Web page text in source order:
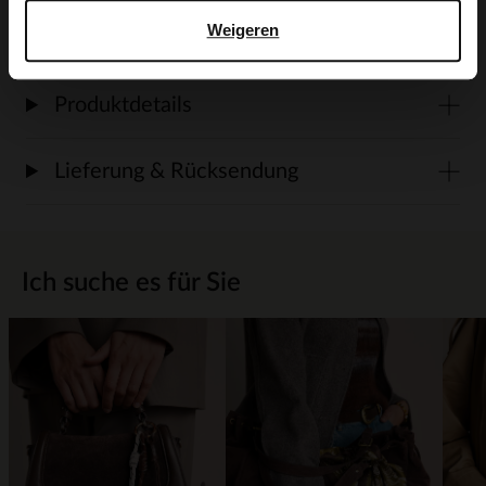
Weigeren
Ich suche es für Sie
Produktdetails
Lieferung & Rücksendung